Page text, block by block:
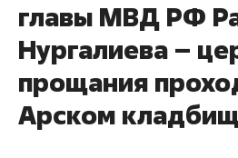
главы МВД РФ
Нургалиева –
прощания
Арском